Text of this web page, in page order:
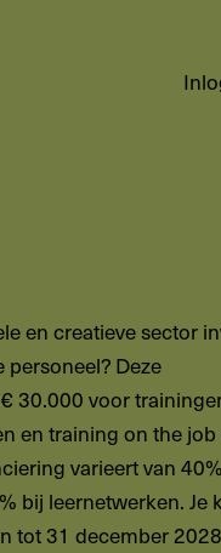
en creatieve sector
Deze
30.000 voor
en training on the
varieert van
bij leernetwerken. Je
tot 31 december